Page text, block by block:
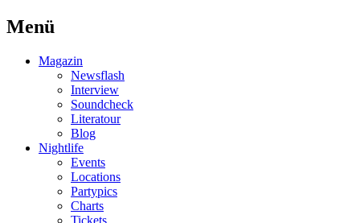
Menü
Magazin
Newsflash
Interview
Soundcheck
Literatour
Blog
Nightlife
Events
Locations
Partypics
Charts
Tickets